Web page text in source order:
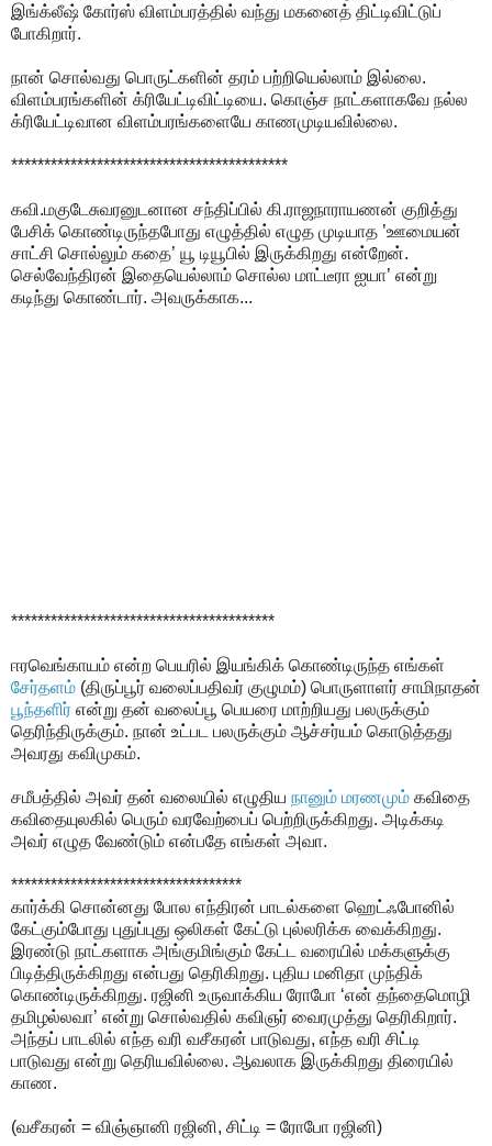
இங்க்லீஷ் கோர்ஸ் விளம்பரத்தில் வந்து மகனைத் திட்டிவிட்டுப்
போகிறார்.
நான் சொல்வது பொருட்களின் தரம் பற்றியெல்லாம் இல்லை.
விளம்பரங்களின் க்ரியேட்டிவிட்டியை. கொஞ்ச நாட்களாகவே நல்ல
க்ரியேட்டிவான விளம்பரங்களையே காணமுடியவில்லை.
******************************************
கவி.மகுடேசுவரனுடனான சந்திப்பில் கி.ராஜநாராயணன் குறித்து
பேசிக் கொண்டிருந்தபோது எழுத்தில் எழுத முடியாத ’ஊமையன்
சாட்சி சொல்லும் கதை’ யூ டியூபில் இருக்கிறது என்றேன்.
செல்வேந்திரன் இதையெல்லாம் சொல்ல மாட்டீரா ஐயா’ என்று
கடிந்து கொண்டார். அவருக்காக...
****************************************
ஈரவெங்காயம் என்ற பெயரில் இயங்கிக் கொண்டிருந்த எங்கள்
சேர்தளம் (திருப்பூர் வலைப்பதிவர் குழுமம்) பொருளாளர் சாமிநாதன்
பூந்தளிர் என்று தன் வலைப்பூ பெயரை மாற்றியது பலருக்கும்
தெரிந்திருக்கும். நான் உட்பட பலருக்கும் ஆச்சர்யம் கொடுத்தது
அவரது கவிமுகம்.
சமீபத்தில் அவர் தன் வலையில் எழுதிய நானும் மரணமும் கவிதை
கவிதையுலகில் பெரும் வரவேற்பைப் பெற்றிருக்கிறது. அடிக்கடி
அவர் எழுத வேண்டும் என்பதே எங்கள் அவா.
***********************************
கார்க்கி சொன்னது போல எந்திரன் பாடல்களை ஹெட்ஃபோனில்
கேட்கும்போது புதுப்புது ஒலிகள் கேட்டு புல்லரிக்க வைக்கிறது.
இரண்டு நாட்களாக அங்குமிங்கும் கேட்ட வரையில் மக்களுக்கு
பிடித்திருக்கிறது என்பது தெரிகிறது. புதிய மனிதா முந்திக்
கொண்டிருக்கிறது. ரஜினி உருவாக்கிய ரோபோ ‘என் தந்தைமொழி
தமிழல்லவா’ என்று சொல்வதில் கவிஞர் வைரமுத்து தெரிகிறார்.
அந்தப் பாடலில் எந்த வரி வசீகரன் பாடுவது, எந்த வரி சிட்டி
பாடுவது என்று தெரியவில்லை. ஆவலாக இருக்கிறது திரையில்
காண.
(வசீகரன் = விஞ்ஞானி ரஜினி, சிட்டி = ரோபோ ரஜினி)